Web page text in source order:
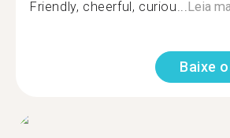
Friendly, cheerful, curiou...Leia
Baixe